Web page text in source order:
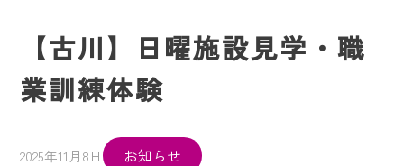
【古川】日曜施設見学・職
業訓練体験
2025年11月8日 お知らせ